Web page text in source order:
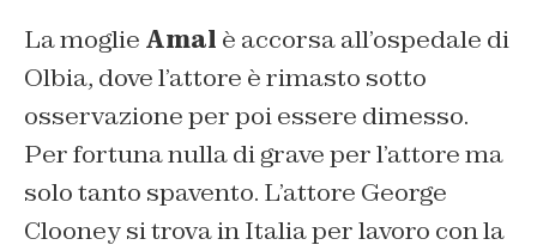
La moglie Amal è accorsa all’ospedale di
Olbia, dove l’attore è rimasto sotto
osservazione per poi essere dimesso.
Per fortuna nulla di grave per l’attore ma
solo tanto spavento. L’attore George
Clooney si trova in Italia per lavoro con la